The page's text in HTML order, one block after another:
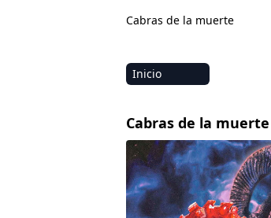
Cabras de la muerte
Inicio
Netflix
Disney+
HBO-Max
Vivamax
Cabras de la muerte